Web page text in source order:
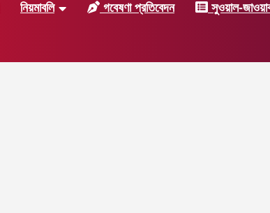
নিয়মাবলি গবেষণা প্রতিবেদন সুওয়াল-